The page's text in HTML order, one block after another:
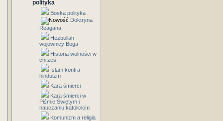
polityka
Boska polityka
Doktryna
Reagana
Hezbollah
wojownicy Boga
Historia wolności w
chrześ.
Islam kontra
hinduizm
Kara śmierci
Kara śmierci w
Piśmie Świętym i
nauczaniu katolickim
Komunizm a religia